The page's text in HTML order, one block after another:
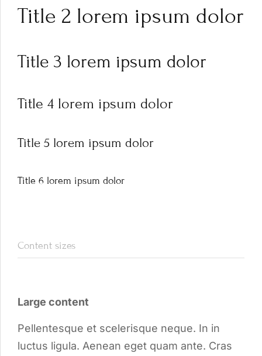
Title 2 lorem ipsum dolor
Title 3 lorem ipsum dolor
Title 4 lorem ipsum dolor
Title 5 lorem ipsum dolor
Title 6 lorem ipsum dolor
Content sizes
Large content
Pellentesque et scelerisque neque. In in
luctus ligula. Aenean eget quam ante. Cras